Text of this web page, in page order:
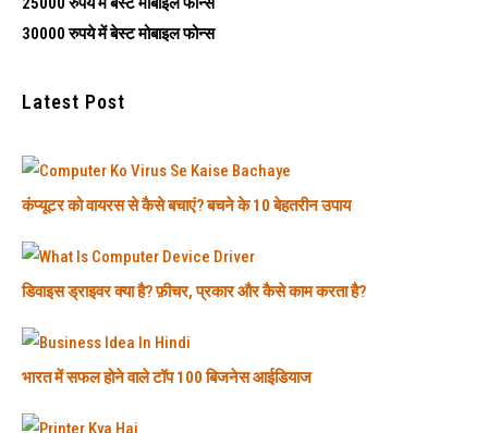
30000 रुपये में बेस्ट मोबाइल फोन्स
Latest Post
कंप्यूटर को वायरस से कैसे बचाएं? बचने के 10 बेहतरीन उपाय
डिवाइस ड्राइवर क्या है? फ़ीचर, प्रकार और कैसे काम करता है?
भारत में सफल होने वाले टॉप 100 बिजनेस आईडियाज